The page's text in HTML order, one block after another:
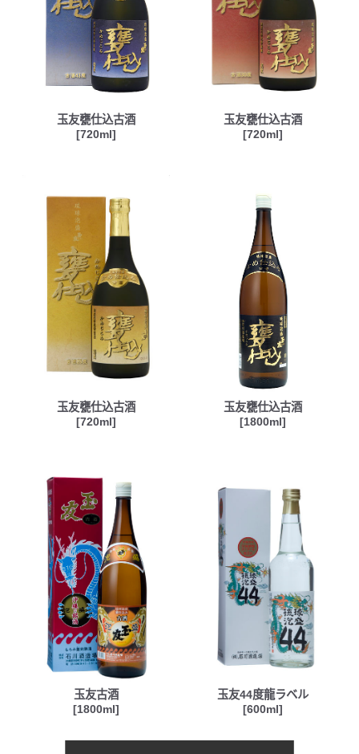
玉友甕仕込古酒
[720ml]
玉友甕仕込古酒
[720ml]
玉友甕仕込古酒
[720ml]
玉友甕仕込古酒
[1800ml]
玉友古酒
[1800ml]
玉友44度龍ラベル
[600ml]